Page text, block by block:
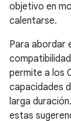
objetivo en
calentarse.
Para abordar
permite a los
capacidades
larga
estas